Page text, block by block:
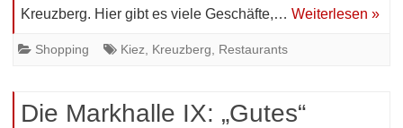
Kreuzberg. Hier gibt es viele Geschäfte,… Weiterlesen »
Shopping Kiez Kreuzberg Restaurants
Die Markhalle IX: „Gutes“